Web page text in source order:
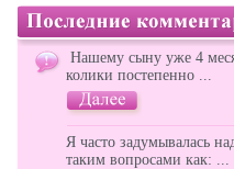
Нашему сыну уже 4
колики постепенно ...
Я часто задумывалась
таким вопросами как: ...